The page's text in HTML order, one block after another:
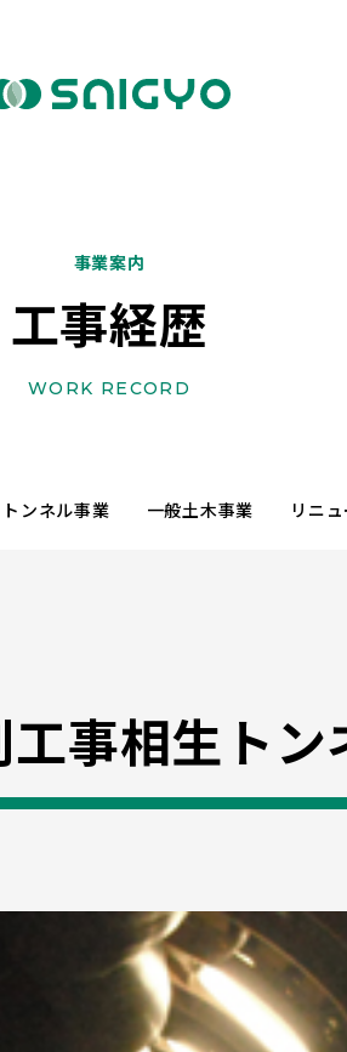
事業案内
工事経歴
WORK RECORD
トンネル事業 一般土木事業 リニ
事相生トン